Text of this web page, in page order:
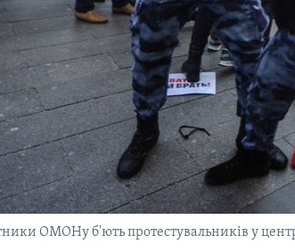
ОМОНу б'ють протестувальників у